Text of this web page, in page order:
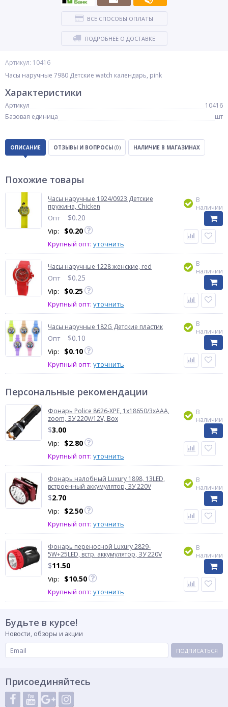
Артикул: 10416
Часы наручные 7980 Детские watch календарь, pink
ВСЕ СПОСОБЫ ОПЛАТЫ
ПОДРОБНЕЕ О ДОСТАВКЕ
Характеристики
Артикул
10416
Базовая единица
шт
ОПИСАНИЕ ОТЗЫВЫ И ВОПРОСЫ (0) НАЛИЧИЕ В МАГАЗИНАХ
Похожие товары
Часы наручные 1924/0923 Детские
пружина, Chicken
Опт $0.20
Vip: $0.20
Крупный опт: уточнить
В
наличии
Часы наручные 1228 женские, red
Опт $0.25
Vip: $0.25
Крупный опт: уточнить
В
наличии
Часы наручные 182G Детские пластик
Опт $0.10
Vip: $0.10
Крупный опт: уточнить
В
наличии
Персональные рекомендации
Фонарь Police 8626-XPE, 1х18650/3xAAA,
zoom, ЗУ 220V/12V, Box
$3.00
Vip: $2.80
Крупный опт: уточнить
В
наличии
Фонарь налобный Luxury 1898, 13LED,
встроенный аккумулятор, ЗУ 220V
$2.70
Vip: $2.50
Крупный опт: уточнить
В
наличии
Фонарь переносной Luxury 2829-
5W+25LED, встр. аккумулятор, ЗУ 220V
$11.50
Vip: $10.50
Крупный опт: уточнить
В
наличии
Будьте в курсе!
Новости, обзоры и акции
ПОДПИСАТЬСЯ
Присоединяйтесь